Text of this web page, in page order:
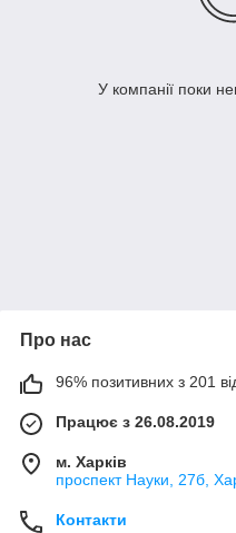
У компанії поки
Про нас
96% позитивних з 201
Працює з 26.08.2019
м. Харків
проспект Науки, 27б,
Контакти